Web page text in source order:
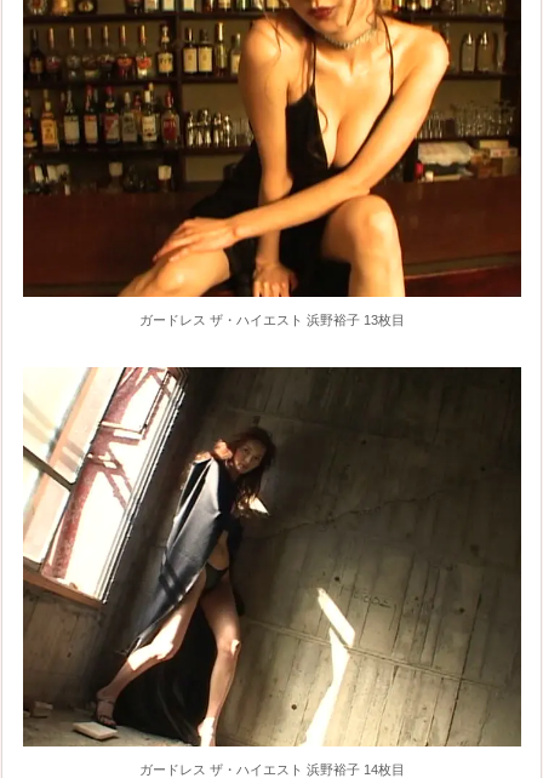
ガードレス ザ・ハイエスト 浜野裕子 13枚目
ガードレス ザ・ハイエスト 浜野裕子 14枚目